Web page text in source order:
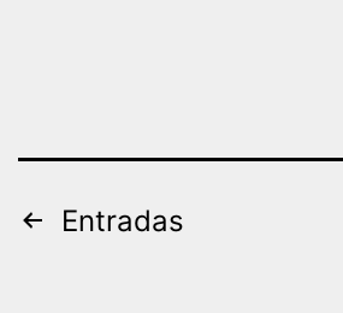
Paginación
Entradas